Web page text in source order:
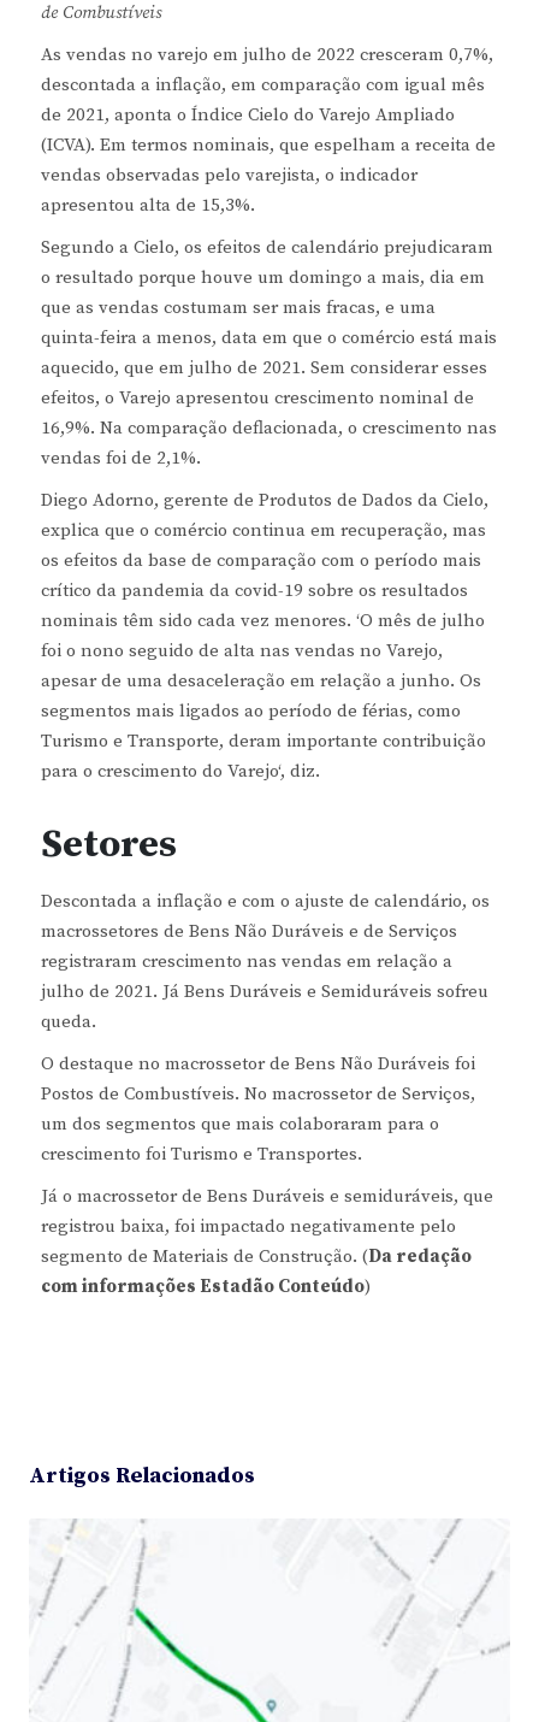
de Combustíveis
As vendas no varejo em julho de 2022 cresceram 0,7%,
descontada a inflação, em comparação com igual mês
de 2021, aponta o Índice Cielo do Varejo Ampliado
(ICVA). Em termos nominais, que espelham a receita de
vendas observadas pelo varejista, o indicador
apresentou alta de 15,3%.
Segundo a Cielo, os efeitos de calendário prejudicaram
o resultado porque houve um domingo a mais, dia em
que as vendas costumam ser mais fracas, e uma
quinta-feira a menos, data em que o comércio está mais
aquecido, que em julho de 2021. Sem considerar esses
efeitos, o Varejo apresentou crescimento nominal de
16,9%. Na comparação deflacionada, o crescimento nas
vendas foi de 2,1%.
Diego Adorno, gerente de Produtos de Dados da Cielo,
explica que o comércio continua em recuperação, mas
os efeitos da base de comparação com o período mais
crítico da pandemia da covid-19 sobre os resultados
nominais têm sido cada vez menores. ‘O mês de julho
foi o nono seguido de alta nas vendas no Varejo,
apesar de uma desaceleração em relação a junho. Os
segmentos mais ligados ao período de férias, como
Turismo e Transporte, deram importante contribuição
para o crescimento do Varejo‘, diz.
Setores
Descontada a inflação e com o ajuste de calendário, os
macrossetores de Bens Não Duráveis e de Serviços
registraram crescimento nas vendas em relação a
julho de 2021. Já Bens Duráveis e Semiduráveis sofreu
queda.
O destaque no macrossetor de Bens Não Duráveis foi
Postos de Combustíveis. No macrossetor de Serviços,
um dos segmentos que mais colaboraram para o
crescimento foi Turismo e Transportes.
Já o macrossetor de Bens Duráveis e semiduráveis, que
registrou baixa, foi impactado negativamente pelo
segmento de Materiais de Construção. (Da redação
com informações Estadão Conteúdo)
Artigos Relacionados